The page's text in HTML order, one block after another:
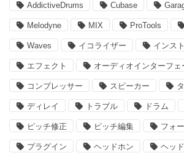
AddictiveDrums Cubase
Melodyne MIX ProTools
Waves イコライザー インス
エフェクト オーディオインターフェ
コンプレッサー スピーカー
ディレイ トラブル ドラム
ピッチ修正 ピッチ編集 フォ
プラグイン ヘッドホン ヘッ